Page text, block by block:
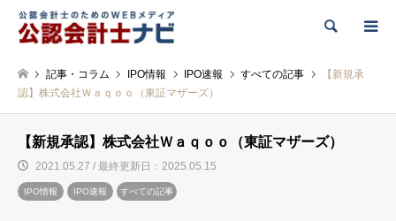
検索
記事・コラム IPO情報 IPO速報 すべての記事
【新規承
認】株式会社Ｗａｑｏｏ（東証マザーズ）
【新規承認】株式会社Ｗａｑｏｏ（東証マザーズ）
2021.05.27 / 最終更新日：2025.05.15
IPO情報 IPO速報 すべての記事